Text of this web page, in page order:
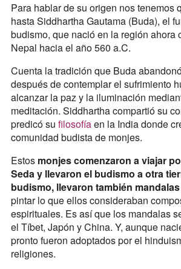
Para hablar de su origen nos tenemos
hasta Siddhartha Gautama (Buda), el
budismo, que nació en la región ahora
Nepal hacia el año 560 a.C.
Cuenta la tradición que Buda
después de contemplar el sufrimiento
alcanzar la paz y la iluminación
meditación. Siddhartha compartió su
predicó su filosofíaen la India donde
comunidad budista de monjes.
Estos monjes comenzaron a viajar
Seda y llevaron el budismo a otra
budismo, llevaron también mandalas
pintar lo que ellos consideraban
espirituales. Es así que los mandalas
el Tíbet, Japón y China. Y, aunque
pronto fueron adoptados por el
religiones.